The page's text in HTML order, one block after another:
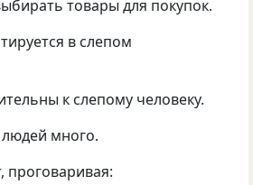
товары для покупок.
в слепом
к слепому человеку.
много.
проговаривая: